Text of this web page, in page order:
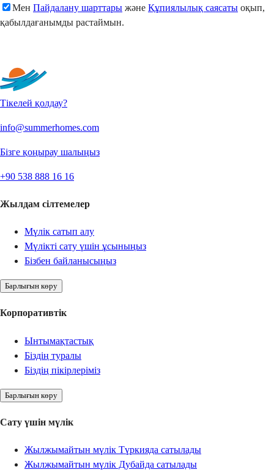
Мен Пайдалану шарттары және Құпиялылық саясаты оқып,
қабылдағанымды растаймын.
Тікелей қолдау?
info@summerhomes.com
Бізге қоңырау шалыңыз
+90 538 888 16 16
Жылдам сілтемелер
Мүлік сатып алу
Мүлікті сату үшін ұсыныңыз
Бізбен байланысыңыз
Барлығын көру
Корпоративтік
Ынтымақтастық
Біздің туралы
Біздің пікірлеріміз
Барлығын көру
Сату үшін мүлік
Жылжымайтын мүлік Түркияда сатылады
Жылжымайтын мүлік Дубайда сатылады